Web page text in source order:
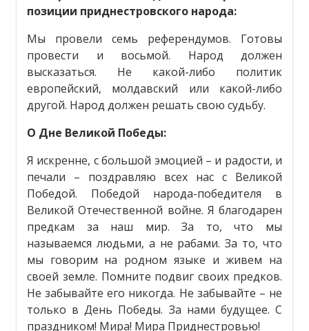
позиции приднестровского народа:
Мы провели семь референдумов. Готовы
провести и восьмой. Народ должен
высказаться. Не какой-либо политик
европейский, молдавский или какой-либо
другой. Народ должен решать свою судьбу.
О Дне Великой Победы:
Я искренне, с большой эмоцией – и радости, и
печали – поздравляю всех нас с Великой
Победой. Победой народа-победителя в
Великой Отечественной войне. Я благодарен
предкам за наш мир. За то, что мы
называемся людьми, а не рабами. За то, что
мы говорим на родном языке и живем на
своей земле. Помните подвиг своих предков.
Не забывайте его никогда. Не забывайте – не
только в День Победы. За нами будущее. С
праздником! Мира! Мира Приднестровью!